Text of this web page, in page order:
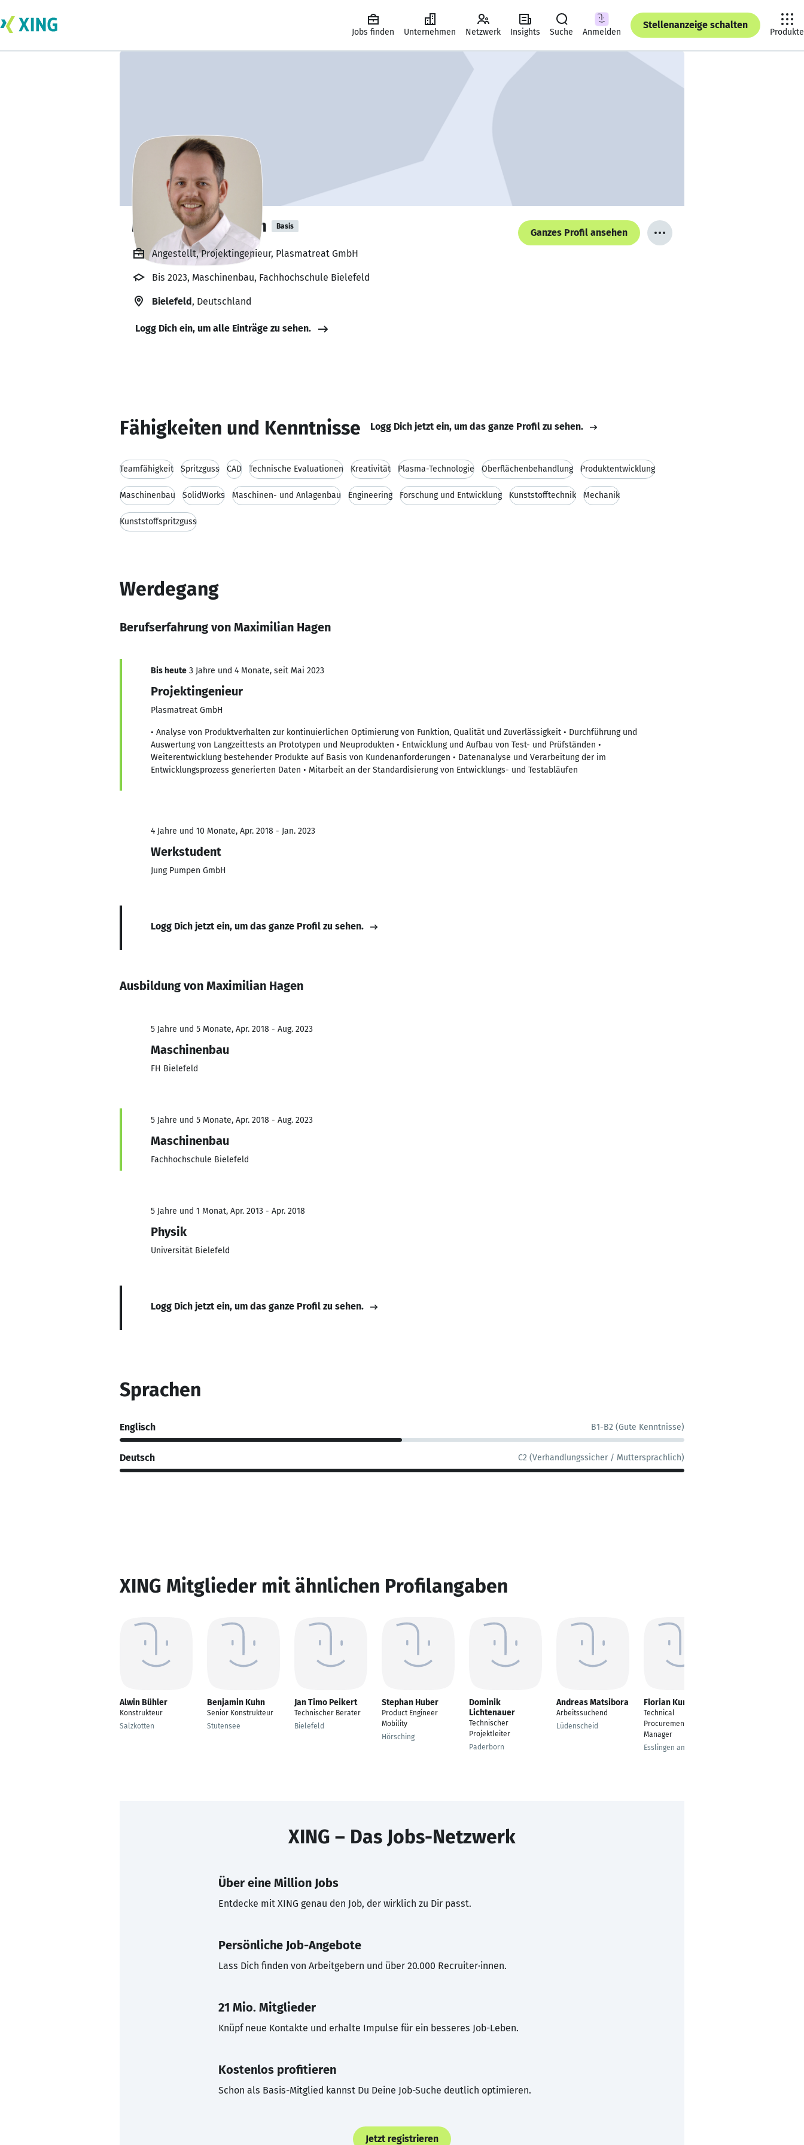
Jobs finden Unternehmen Netzwerk Insights Suche Anmelden
Stellenanzeige schalten
Produkte
Maximilian Hagen Basis
Ganzes Profil ansehen
Angestellt, Projektingenieur, Plasmatreat GmbH
Bis 2023, Maschinenbau, Fachhochschule Bielefeld
Bielefeld, Deutschland
Logg Dich ein, um alle Einträge zu sehen.
Fähigkeiten und Kenntnisse Logg Dich jetzt ein, um das ganze Profil zu sehen.
Teamfähigkeit Spritzguss CAD Technische Evaluationen Kreativität Plasma-Technologie Oberflächenbehandlung Produktentwicklung
Maschinenbau SolidWorks Maschinen- und Anlagenbau Engineering Forschung und Entwicklung Kunststofftechnik Mechanik
Kunststoffspritzguss
Werdegang
Berufserfahrung von Maximilian Hagen
Bis heute 3 Jahre und 4 Monate, seit Mai 2023
Projektingenieur
Plasmatreat GmbH
• Analyse von Produktverhalten zur kontinuierlichen Optimierung von Funktion, Qualität und Zuverlässigkeit • Durchführung und
Auswertung von Langzeittests an Prototypen und Neuprodukten • Entwicklung und Aufbau von Test- und Prüfständen •
Weiterentwicklung bestehender Produkte auf Basis von Kundenanforderungen • Datenanalyse und Verarbeitung der im
Entwicklungsprozess generierten Daten • Mitarbeit an der Standardisierung von Entwicklungs- und Testabläufen
4 Jahre und 10 Monate, Apr. 2018 - Jan. 2023
Werkstudent
Jung Pumpen GmbH
Logg Dich jetzt ein, um das ganze Profil zu sehen.
Ausbildung von Maximilian Hagen
5 Jahre und 5 Monate, Apr. 2018 - Aug. 2023
Maschinenbau
FH Bielefeld
5 Jahre und 5 Monate, Apr. 2018 - Aug. 2023
Maschinenbau
Fachhochschule Bielefeld
5 Jahre und 1 Monat, Apr. 2013 - Apr. 2018
Physik
Universität Bielefeld
Logg Dich jetzt ein, um das ganze Profil zu sehen.
Sprachen
Englisch B1-B2 (Gute Kenntnisse)
Deutsch C2 (Verhandlungssicher / Muttersprachlich)
XING Mitglieder mit ähnlichen Profilangaben
Alwin Bühler
Konstrukteur
Salzkotten
Benjamin Kuhn
Senior Konstrukteur
Stutensee
Jan Timo Peikert
Technischer Berater
Bielefeld
Stephan Huber
Product Engineer
Mobility
Hörsching
Dominik
Lichtenauer
Technischer
Projektleiter
Paderborn
Andreas Matsibora
Arbeitssuchend
Lüdenscheid
Florian Kuntz
Technical
Procurement
Manager
Esslingen am Neckar
XING – Das Jobs-Netzwerk
Über eine Million Jobs
Entdecke mit XING genau den Job, der wirklich zu Dir passt.
Persönliche Job-Angebote
Lass Dich finden von Arbeitgebern und über 20.000 Recruiter·innen.
21 Mio. Mitglieder
Knüpf neue Kontakte und erhalte Impulse für ein besseres Job-Leben.
Kostenlos profitieren
Schon als Basis-Mitglied kannst Du Deine Job-Suche deutlich optimieren.
Jetzt registrieren